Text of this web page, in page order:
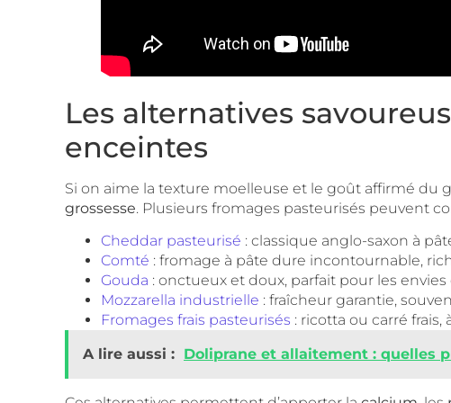
Les alternatives
enceintes
Si on aime la texture moelleuse et le goût affirmé du
grossesse. Plusieurs fromages pasteurisés peuvent
Cheddar pasteurisé : classique anglo-saxon à
Comté : fromage à pâte dure incontournable,
Gouda : onctueux et doux, parfait pour les
Mozzarella industrielle : fraîcheur garantie,
Fromages frais pasteurisés : ricotta ou carré
A lire aussi : Doliprane et allaitement : quelles